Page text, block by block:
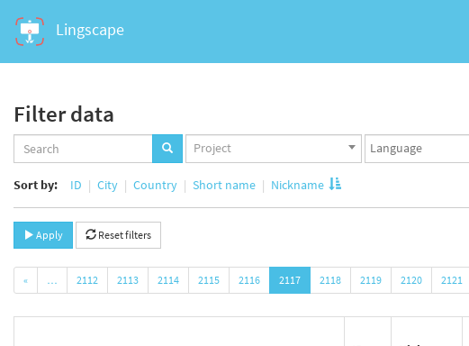
Lingscape
Filter data
Projects
set
Project
Languages
set
Sort by: ID City Country Short name Nickname
Apply Reset filters
« … 2112 2113 2114 2115 2116 2117 2118 2119 2120 2121